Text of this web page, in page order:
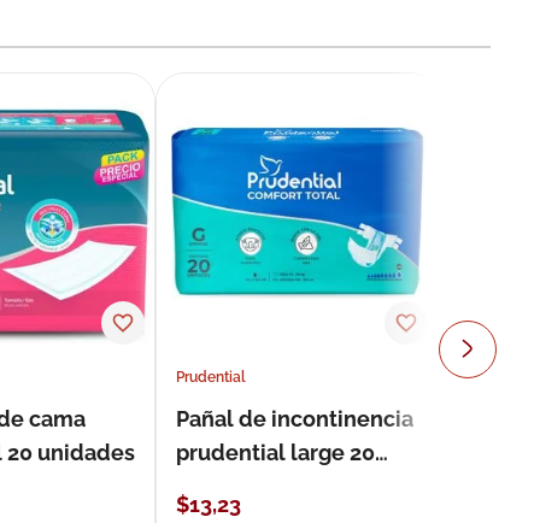
cama
unidades
Prudential
Pañal de incontinencia
prudential large 20
$13,23